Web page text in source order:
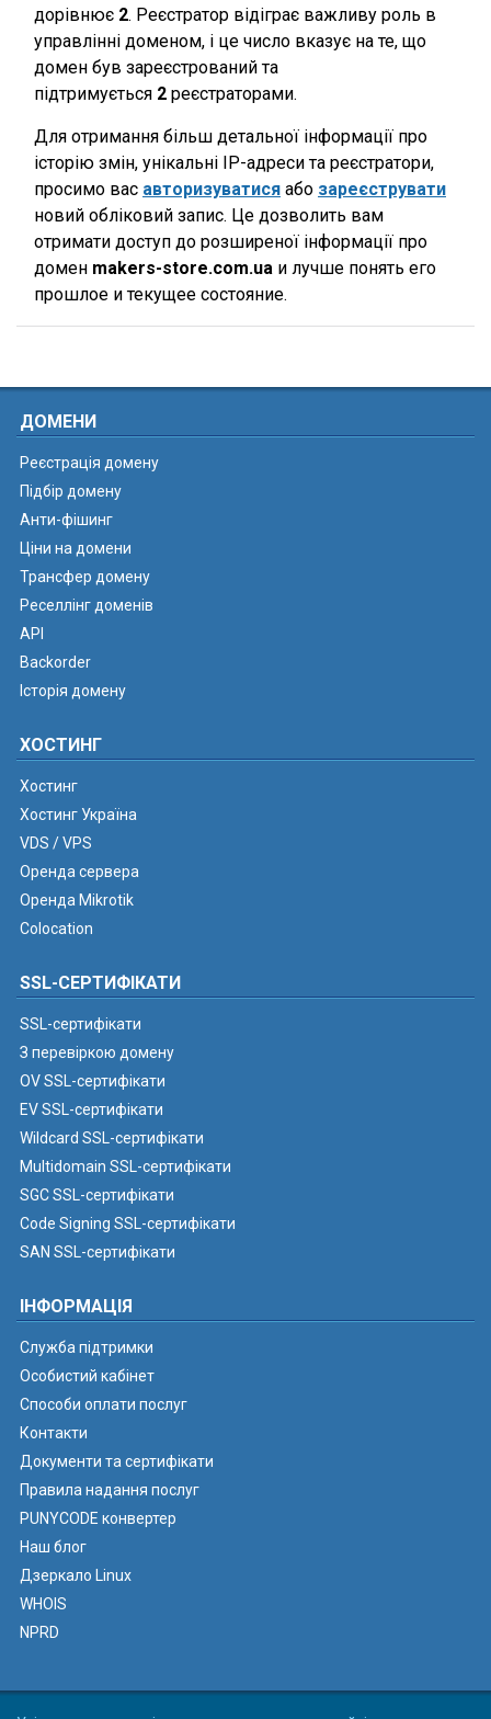
дорівнює 2. Реєстратор відіграє важливу роль в
управлінні доменом, і це число вказує на те, що
домен був зареєстрований та
підтримується 2 реєстраторами.
Для отримання більш детальної інформації про
історію змін, унікальні IP-адреси та реєстратори,
просимо вас авторизуватися або зареєструвати
новий обліковий запис. Це дозволить вам
отримати доступ до розширеної інформації про
домен makers-store.com.ua и лучше понять его
прошлое и текущее состояние.
ДОМЕНИ
Реєстрація домену
Підбір домену
Анти-фішинг
Ціни на домени
Трансфер домену
Реселлінг доменів
API
Backorder
Історія домену
ХОСТИНГ
Хостинг
Хостинг Україна
VDS / VPS
Оренда сервера
Оренда Mikrotik
Colocation
SSL-СЕРТИФІКАТИ
SSL-сертифікати
З перевіркою домену
OV SSL-сертифікати
EV SSL-сертифікати
Wildcard SSL-сертифікати
Multidomain SSL-сертифікати
SGC SSL-сертифікати
Code Signing SSL-сертифікати
SAN SSL-сертифікати
ІНФОРМАЦІЯ
Служба підтримки
Особистий кабінет
Способи оплати послуг
Контакти
Документи та сертифікати
Правила надання послуг
PUNYCODE конвертер
Наш блог
Дзеркало Linux
WHOIS
NPRD